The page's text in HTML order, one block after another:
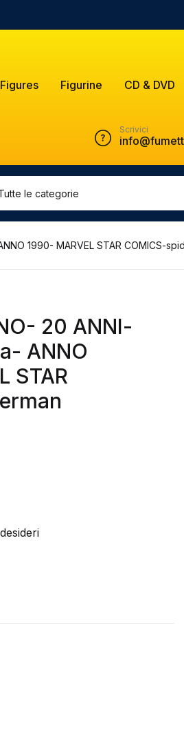
Figurine CD & DVD
Scrivici
1990- MARVEL STAR COMICS-
20 ANNI-
ANNO
STAR